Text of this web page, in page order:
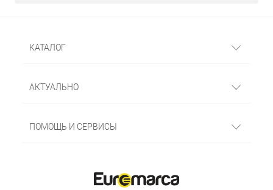
КАТАЛОГ
АКТУАЛЬНО
ПОМОЩЬ И СЕРВИСЫ